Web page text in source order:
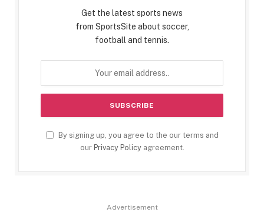
Get the latest sports news
from SportsSite about soccer,
football and tennis.
By signing up, you agree to the our terms and
our Privacy Policyagreement.
Advertisement